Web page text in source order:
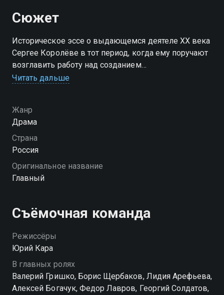
Сюжет
Историческое эссе о выдающемся деятеле ХХ века
Сергее Королёве в тот период, когда ему поручают
возглавить работу над созданием
межконтинентальных ракет. Он развернул ракеты в
Читать дальше
Жанр
Драма
Страна
Россия
Оригинальное название
Главный
Съёмочная команда
Режиссёры
Юрий Кара
В главных ролях
Валерий Гришко, Борис Щербаков, Лидия Арефьева,
Алексей Богачук, Федор Лавров, Георгий Солдатов,